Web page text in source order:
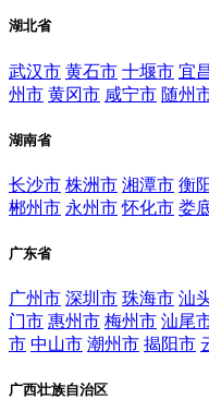
湖北省
武汉市 黄石市 十堰市 宜
州市 黄冈市 咸宁市 随州
湖南省
长沙市 株洲市 湘潭市 衡
郴州市 永州市 怀化市 娄
广东省
广州市 深圳市 珠海市 汕
门市 惠州市 梅州市 汕尾
市 中山市 潮州市 揭阳市
广西壮族自治区